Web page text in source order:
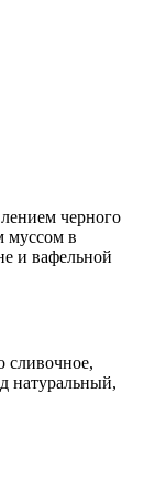
черного
муссом в
и вафельной
сливочное,
натуральный,